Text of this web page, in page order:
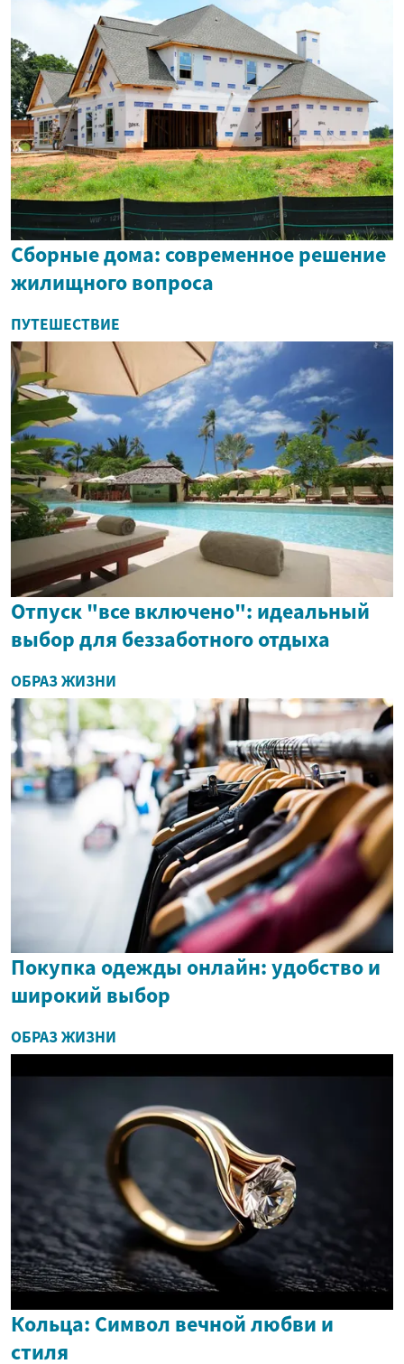
Сборные дома: современное решение
жилищного вопроса
ПУТЕШЕСТВИЕ
Отпуск "все включено": идеальный
выбор для беззаботного отдыха
ОБРАЗ ЖИЗНИ
Покупка одежды онлайн: удобство и
широкий выбор
ОБРАЗ ЖИЗНИ
Кольца: Символ вечной любви и
стиля